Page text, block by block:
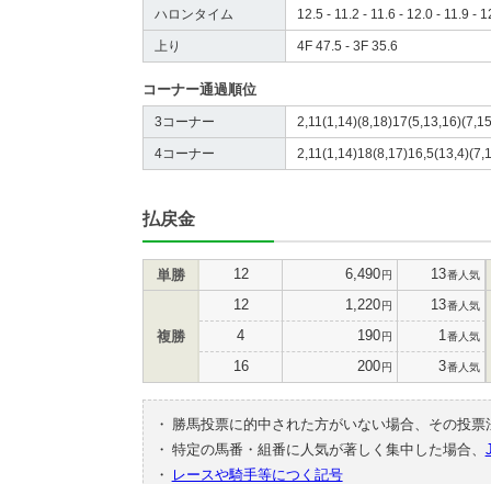
ハロンタイム 12.5 - 11.2 - 11.6 - 12.0 - 11.9 -
上り 4F 47.5 - 3F 35.6
コーナー通過順位
3コーナー
4コーナー
払戻金
単勝 12 6,490円 13番人気
複勝
12 1,220円 13番人気
4 190円 1 番人気
16 200円 3番人気
・
勝馬投票に的中された方がいない場合、その投
・ 特定の馬番・組番に人気が著しく集中した場合、
・
レースや騎手等につく記号